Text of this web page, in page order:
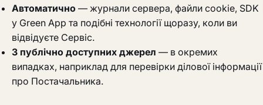
Автоматично — журнали сервера, файли cookie, SDK
у Green App та подібні технології щоразу, коли ви
відвідуєте Сервіс.
З публічно доступних джерел — в окремих
випадках, наприклад для перевірки ділової інформації
про Постачальника.